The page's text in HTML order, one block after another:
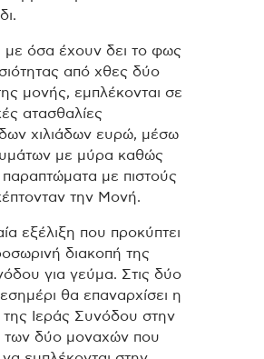
όσα έχουν δει το φως
από χθες δύο
μονής, εμπλέκονται σε
ατασθαλίες
χιλιάδων ευρώ, μέσω
με μύρα καθώς
παραπτώματα με πιστούς
την Μονή.
εξέλιξη που προκύπτει
διακοπή της
για γεύμα. Στις δύο
θα επαναρχίσει η
της Ιεράς Συνόδου στην
των δύο μοναχών που